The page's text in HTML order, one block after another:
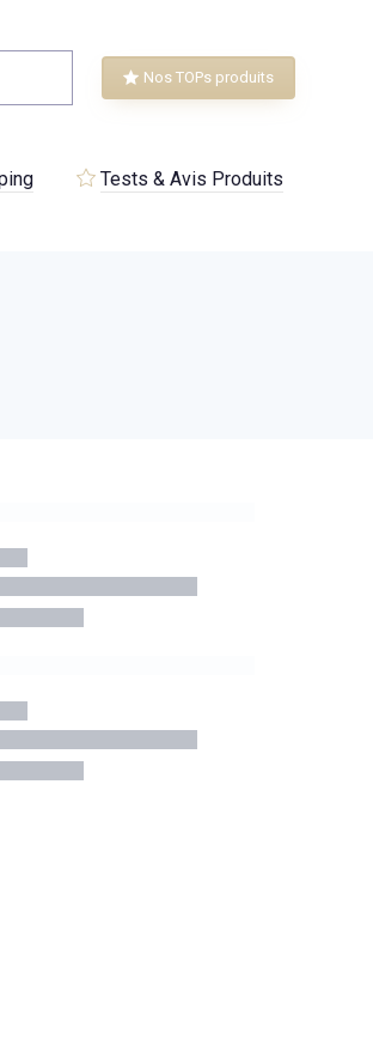
Nos TOPs produits
Tests & Avis Produits